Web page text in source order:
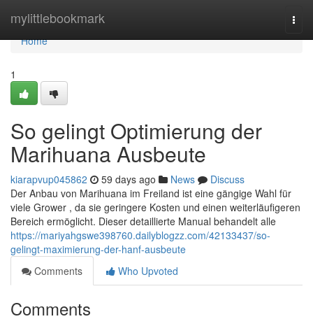
mylittlebookmark
Home
Home
1
So gelingt Optimierung der
Marihuana Ausbeute
kiarapvup045862 59 days ago News
Discuss
Der Anbau von Marihuana im Freiland ist eine gängige Wahl für
viele Grower , da sie geringere Kosten und einen weiterläufigeren
Bereich ermöglicht. Dieser detaillierte Manual behandelt alle
https://mariyahgswe398760.dailyblogzz.com/42133437/so-
gelingt-maximierung-der-hanf-ausbeute
Comments
Who Upvoted
Comments